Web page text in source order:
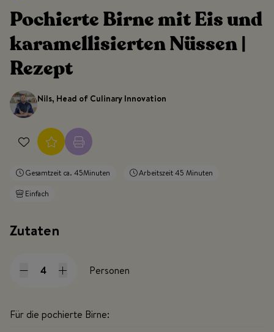
Pochierte Birne mit Eis und
karamellisierten Nüssen |
Rezept
Nils, Head of Culinary Innovation
Gesamtzeit ca. 45Minuten
Arbeitszeit 45 Minuten
Einfach
Zutaten
Personen
Für die pochierte Birne: